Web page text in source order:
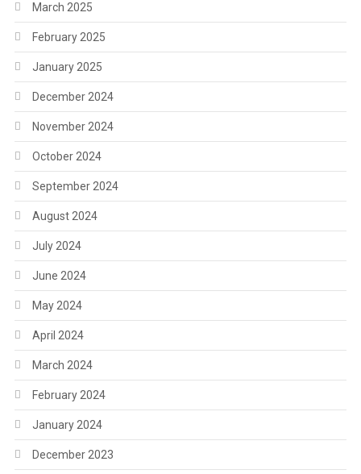
March 2025
February 2025
January 2025
December 2024
November 2024
October 2024
September 2024
August 2024
July 2024
June 2024
May 2024
April 2024
March 2024
February 2024
January 2024
December 2023